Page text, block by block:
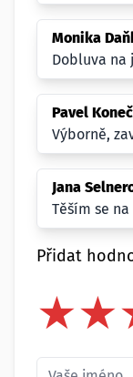
Monika
Dobluva na
Pavel
Výborně,
Jana
Těším se
Přidat
★
★★
★★
★★
★★